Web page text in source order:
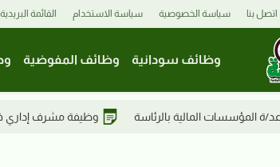
اتصل بنا سياسة الخصوصية سياسة الاستخدام القائمة البريدية
وظائف سودانية وظائف المفوضية
وظيفة مشرف إداري في مستشفى الرواد التخصصي – ود مدني